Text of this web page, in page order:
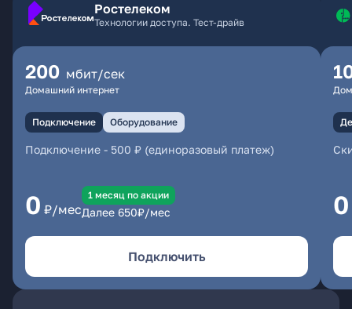
Ростелеком
Технологии доступа. Тест-драйв
200 мбит/сек
Домашний интернет
Подключение Оборудование
Подключение - 500 ₽ (единоразовый платеж)
0 ₽/мес
1 месяц по акции
Далее 650₽/мес
Подключить
0